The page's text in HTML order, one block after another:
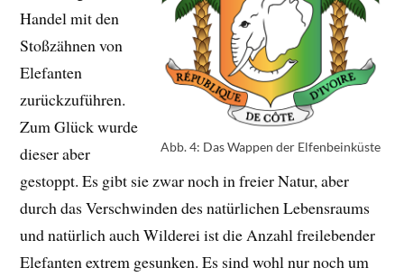
Abb. 4: Das Wappen der Elfenbeinküste
Handel mit den
Stoßzähnen von
Elefanten
zurückzuführen.
Zum Glück wurde
dieser aber
gestoppt. Es gibt sie zwar noch in freier Natur, aber
durch das Verschwinden des natürlichen Lebensraums
und natürlich auch Wilderei ist die Anzahl freilebender
Elefanten extrem gesunken. Es sind wohl nur noch um